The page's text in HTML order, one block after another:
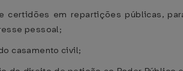
certidões em repartições públicas,
pessoal;
casamento civil;